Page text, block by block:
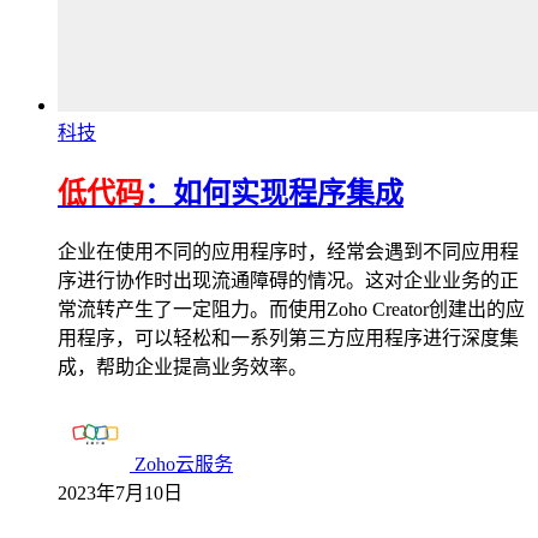
科技
低代码：如何实现程序集成
企业在使用不同的应用程序时，经常会遇到不同应用程
序进行协作时出现流通障碍的情况。这对企业业务的正
常流转产生了一定阻力。而使用Zoho Creator创建出的应
用程序，可以轻松和一系列第三方应用程序进行深度集
成，帮助企业提高业务效率。
Zoho云服务
2023年7月10日